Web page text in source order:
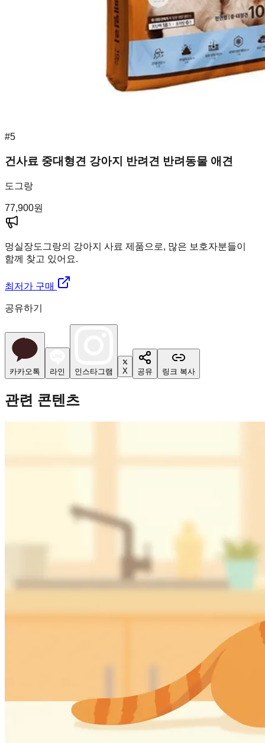
#5
건사료 중대형견 강아지 반려견 반려동물 애견
도그랑
77,900원
멍실장도그랑의 강아지 사료 제품으로, 많은 보호자분들이
함께 찾고 있어요.
최저가 구매
공유하기
카카오톡 라인 인스타그램 X 공유 링크 복사
관련 콘텐츠